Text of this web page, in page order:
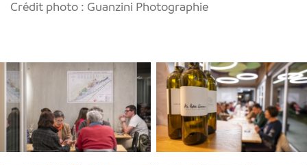
Crédit photo : Guanzini Photographie